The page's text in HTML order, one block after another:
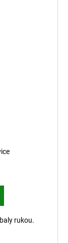
rukou.